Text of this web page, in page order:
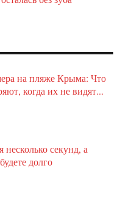
на пляже Крыма: Что
когда их не видят...
несколько секунд, а
долго